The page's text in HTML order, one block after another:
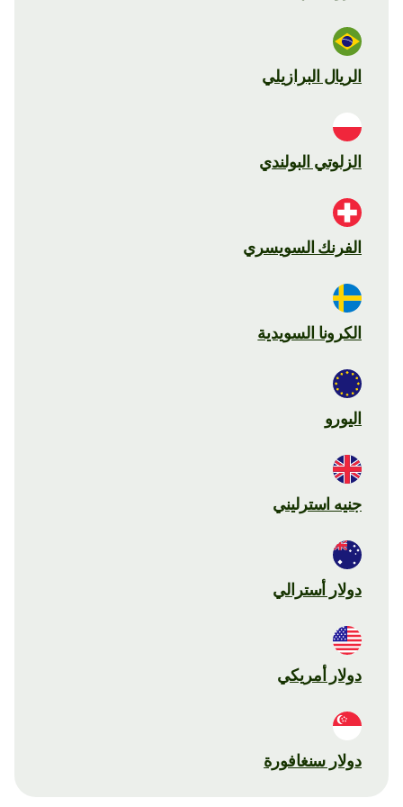
الريال البرازيلي
الزلوتي البولندي
الفرنك السويسري
الكرونا السويدية
اليورو
جنيه استرليني
دولار أسترالي
دولار أمريكي
دولار سنغافورة